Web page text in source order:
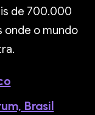
de 700.000
onde o mundo
Brasil